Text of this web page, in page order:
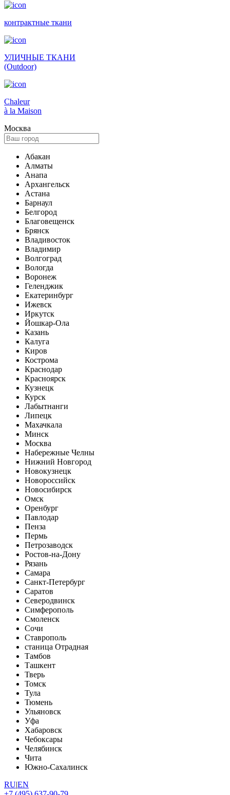
контрактные ткани
УЛИЧНЫЕ ТКАНИ
(Outdoor)
Сhaleur
à la Maison
Москва
Абакан
Алматы
Анапа
Архангельск
Астана
Барнаул
Белгород
Благовещенск
Брянск
Владивосток
Владимир
Волгоград
Вологда
Воронеж
Геленджик
Екатеринбург
Ижевск
Иркутск
Йошкар-Ола
Казань
Калуга
Киров
Кострома
Краснодар
Красноярск
Кузнецк
Курск
Лабытнанги
Липецк
Махачкала
Минск
Москва
Набережные Челны
Нижний Новгород
Новокузнецк
Новороссийск
Новосибирск
Омск
Оренбург
Павлодар
Пенза
Пермь
Петрозаводск
Ростов-на-Дону
Рязань
Самара
Санкт-Петербург
Саратов
Северодвинск
Симферополь
Смоленск
Сочи
Ставрополь
станица Отрадная
Тамбов
Ташкент
Тверь
Томск
Тула
Тюмень
Ульяновск
Уфа
Хабаровск
Чебоксары
Челябинск
Чита
Южно-Сахалинск
RU|EN